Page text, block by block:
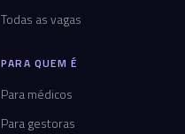
Todas as vagas
PARA QUEM É
Para médicos
Para gestoras